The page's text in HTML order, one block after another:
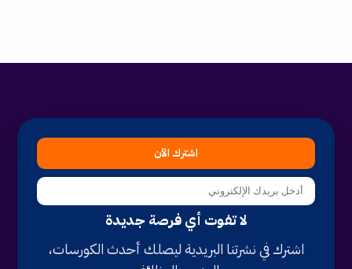
اشترك الآن
لا تفوت أي فرصة جديدة
اشترك في نشرتنا البريدية ليصلك أحدث الكورسات،